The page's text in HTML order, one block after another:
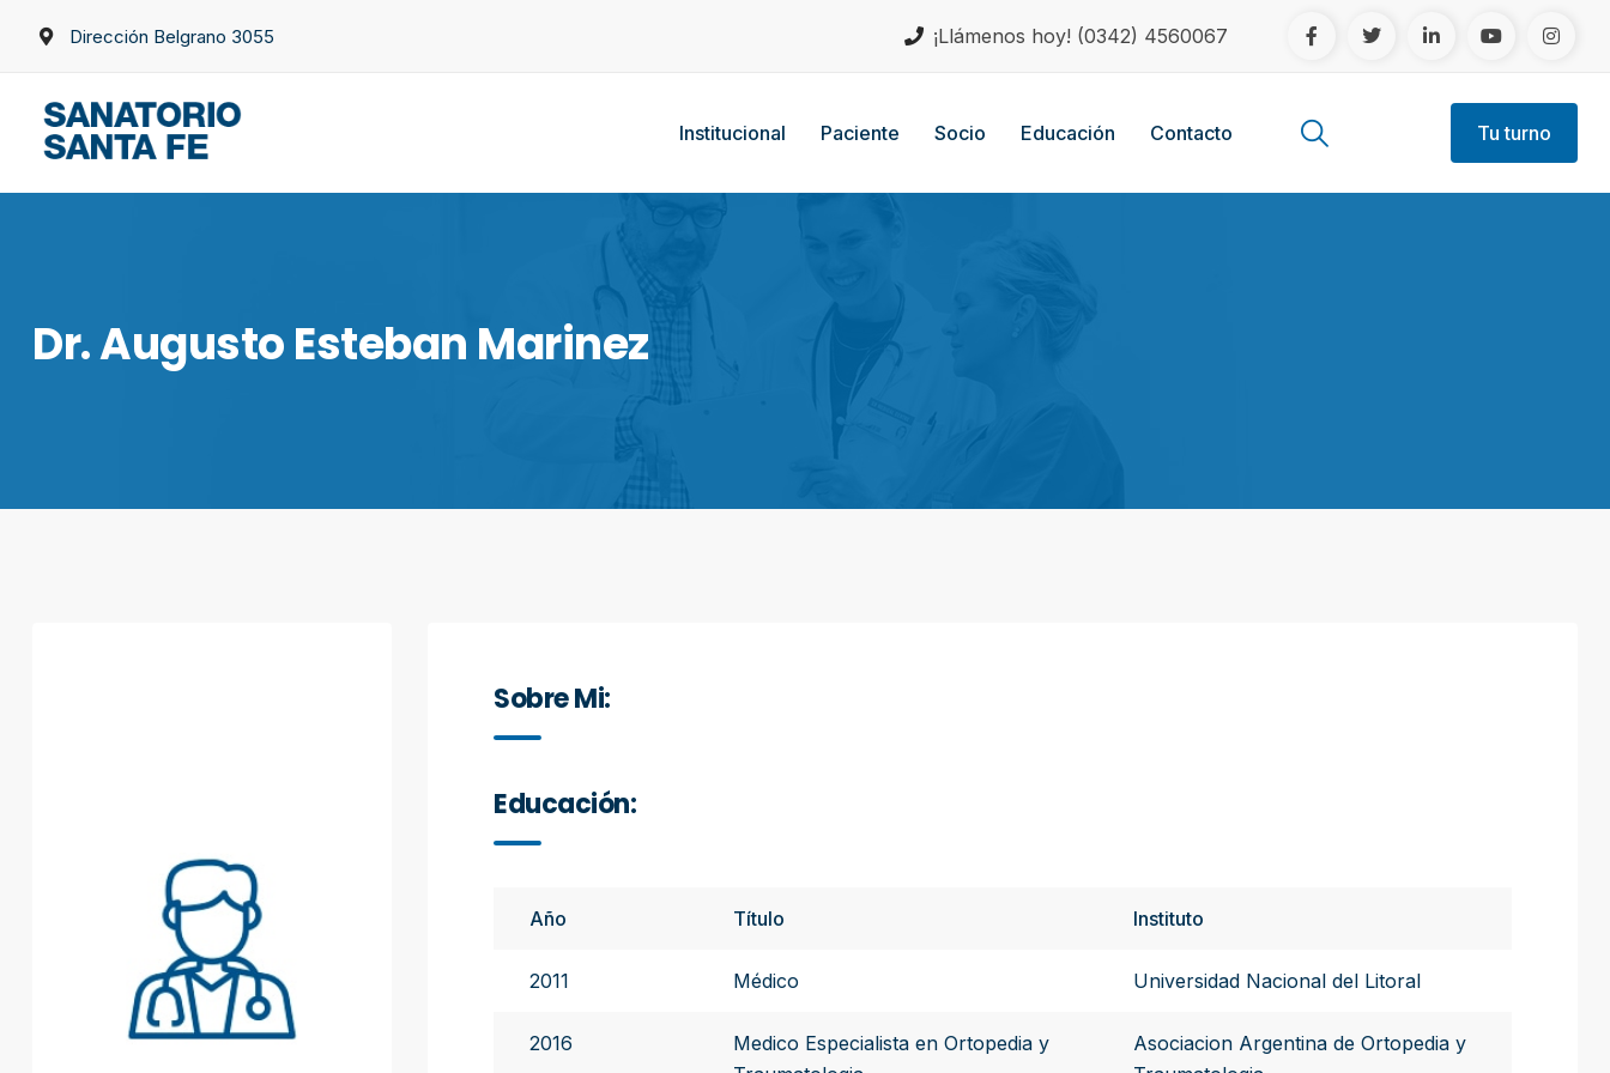
Dirección Belgrano 3055 ¡Llámenos hoy! (0342) 4560067
Institucional Paciente Socio Educación Contacto Tu turno
Dr. Augusto Esteban Marinez
Sobre Mi:
Educación:
Año Título Instituto
2011 Médico Universidad Nacional del Litoral
2016
Medico Especialista en Ortopedia y
Asociacion Argentina de Ortopedia y